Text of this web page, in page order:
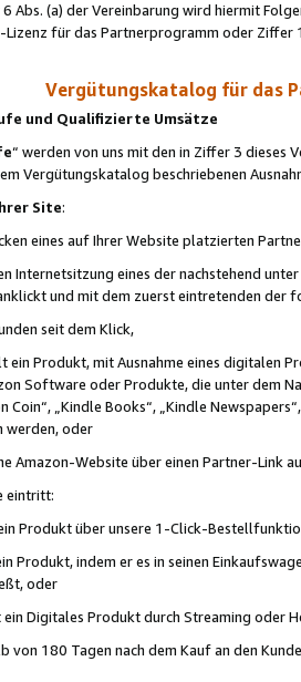
Abs. (a) der Vereinbarung wird hiermit
Lizenz für das Partnerprogramm oder
Vergütungskatalog für das
und Qualifizierte Umsätze
“ werden von uns mit den in Ziffer 3
Vergütungskatalog beschriebenen
Site:
eines auf Ihrer Website platzierten
Internetsitzung eines der nachstehend
und mit dem zuerst eintretenden der
seit dem Klick,
Produkt, mit Ausnahme eines digitalen
Software oder Produkte, die unter dem
Coin“, „Kindle Books“, „Kindle
werden, oder
Amazon-Website über einen Partner-Link
eintritt:
Produkt über unsere 1-Click-
Produkt, indem er es in seinen
oder
Digitales Produkt durch Streaming oder
180 Tagen nach dem Kauf an den